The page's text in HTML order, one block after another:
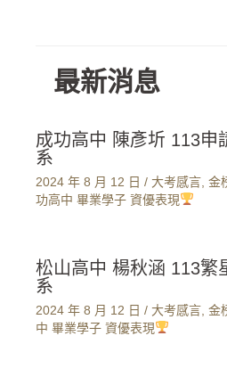
最新消息
成功高中 陳彥圻 113申
系
2024 年 8 月 12 日 / 大考感言 金
功高中 畢業學子 資優表現
松山高中 楊秋涵 113繁
系
2024 年 8 月 12 日 / 大考感言 金
中 畢業學子 資優表現